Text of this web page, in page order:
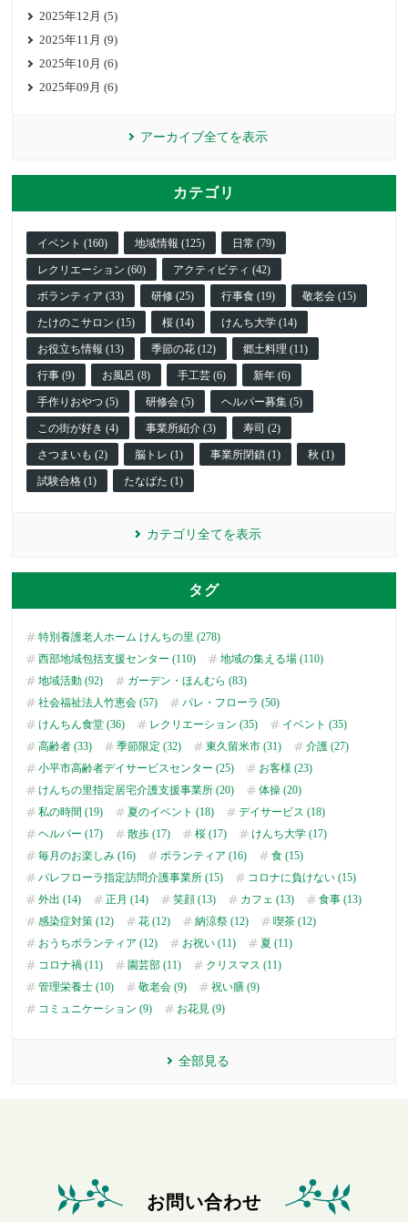
2025年12月 (5)
2025年11月 (9)
2025年10月 (6)
2025年09月 (6)
アーカイブ全てを表示
カテゴリ
イベント (160) 地域情報 (125) 日常 (79)
レクリエーション (60) アクティビティ (42)
ボランティア (33) 研修 (25) 行事食 (19) 敬老会 (15)
たけのこサロン (15) 桜 (14) けんち大学 (14)
お役立ち情報 (13) 季節の花 (12) 郷土料理 (11)
行事 (9) お風呂 (8) 手工芸 (6) 新年 (6)
手作りおやつ (5) 研修会 (5) ヘルパー募集 (5)
この街が好き (4) 事業所紹介 (3) 寿司 (2)
さつまいも (2) 脳トレ (1) 事業所閉鎖 (1) 秋 (1)
試験合格 (1) たなばた (1)
カテゴリ全てを表示
タグ
特別養護老人ホーム けんちの里 (278)
西部地域包括支援センター (110)
地域の集える場 (110)
地域活動 (92)
ガーデン・ほんむら (83)
社会福祉法人竹恵会 (57)
パレ・フローラ (50)
けんちん食堂 (36)
レクリエーション (35)
イベント (35)
高齢者 (33)
季節限定 (32) 東久留米市 (31)
介護 (27)
小平市高齢者デイサービスセンター (25)
お客様 (23)
けんちの里指定居宅介護支援事業所 (20)
体操 (20)
私の時間 (19)
夏のイベント (18)
デイサービス (18)
ヘルパー (17)
散歩 (17) 桜 (17)
けんち大学 (17)
毎月のお楽しみ (16)
ボランティア (16)
食 (15)
パレフローラ指定訪問介護事業所 (15)
コロナに負けない (15)
外出 (14)
正月 (14) 笑顔 (13) カフェ (13)
食事 (13)
感染症対策 (12)
花 (12) 納涼祭 (12)
喫茶 (12)
おうちボランティア (12)
お祝い (11)
夏 (11)
コロナ禍 (11)
園芸部 (11)
クリスマス (11)
管理栄養士 (10)
敬老会 (9)
祝い膳 (9)
コミュニケーション (9)
お花見 (9)
全部見る
お問い合わせ